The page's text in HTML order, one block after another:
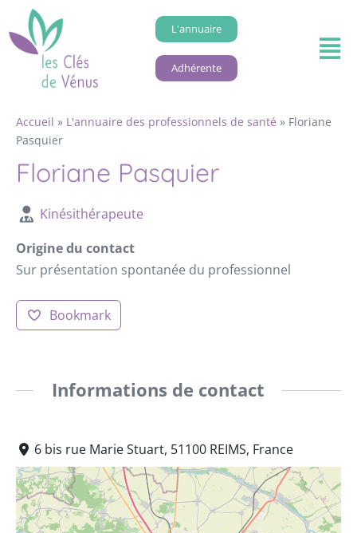
L'annuaire
Adhérente
Accueil » L'annuaire des professionnels de santé » Floriane
Pasquier
Floriane Pasquier
Kinésithérapeute
Origine du contact
Sur présentation spontanée du professionnel
Bookmark
Informations de contact
6 bis rue Marie Stuart, 51100 REIMS, France